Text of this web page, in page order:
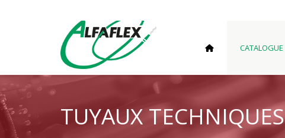
CATALOGUE
TUYAUX TECHNIQUES